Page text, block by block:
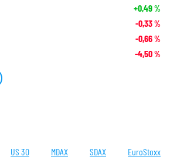
+0,49%
-0,33%
-0,66%
-4,50%
US 30 MDAX SDAX EuroStoxx